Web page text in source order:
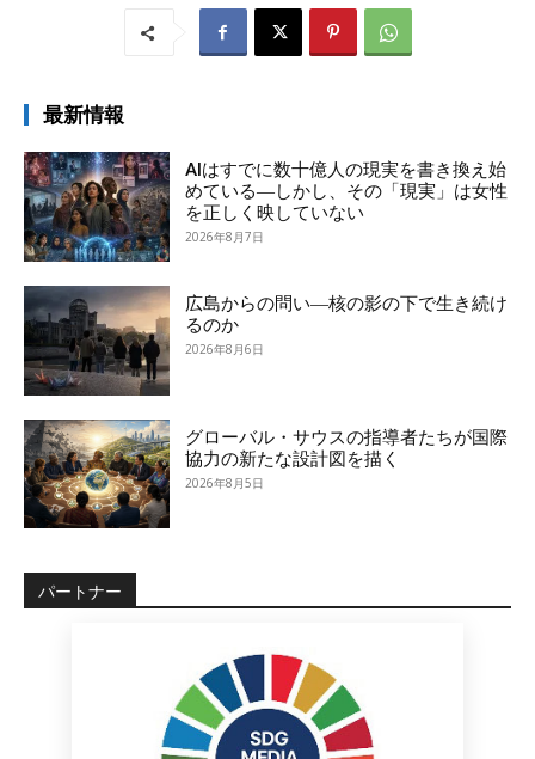
最新情報
AIはすでに数十億人の現実を書き換え始
めている―しかし、その「現実」は女性
を正しく映していない
2026年8月7日
広島からの問い―核の影の下で生き続け
るのか
2026年8月6日
グローバル・サウスの指導者たちが国際
協力の新たな設計図を描く
2026年8月5日
パートナー